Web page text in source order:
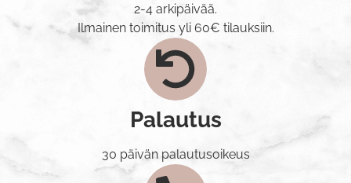
2-4 arkipäivää.
Ilmainen toimitus yli 60€ tilauksiin.
Palautus
30 päivän palautusoikeus